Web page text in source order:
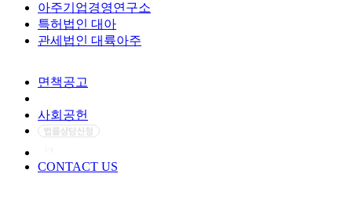
아주기업경영연구소
특허법인 대아
관세법인 대륙아주
면책공고
사회공헌
CONTACT US